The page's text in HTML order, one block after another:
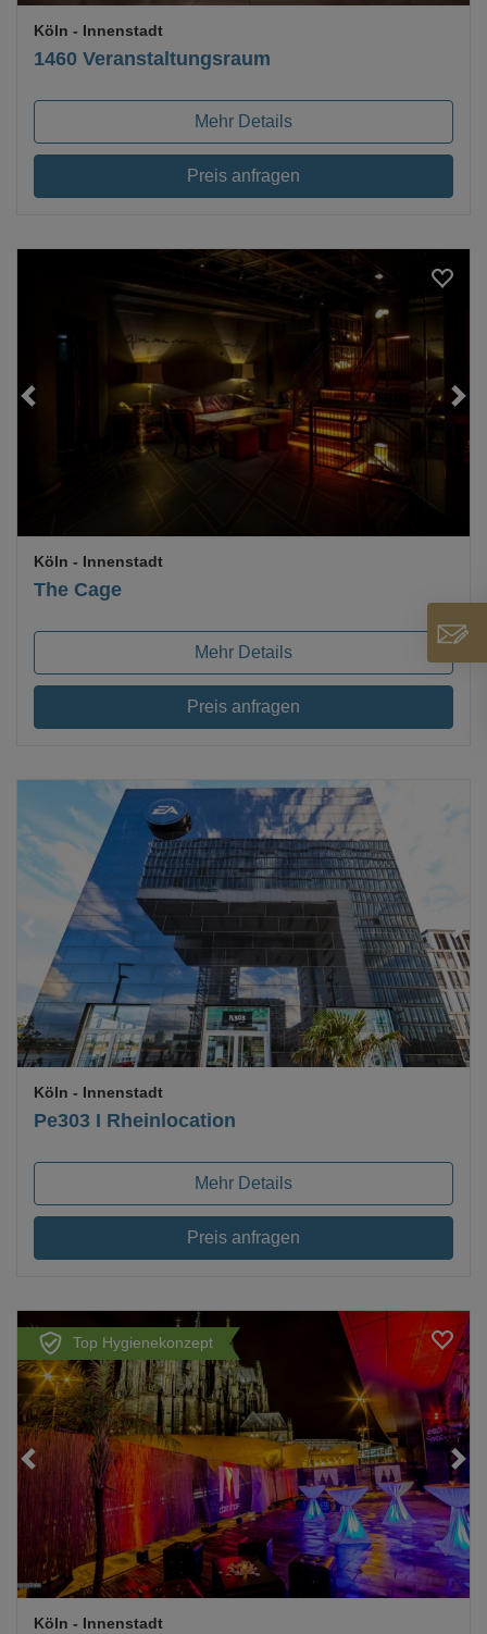
1460 Veranstaltungsraum
Köln - Innenstadt
Mehr Details
Preis anfragen
Loading...
The Cage
Köln - Innenstadt
Mehr Details
Preis anfragen
Pe303 I Rheinlocation
Köln - Innenstadt
Mehr Details
Preis anfragen
Top Hygienekonzept
Loading...
Köln - Innenstadt